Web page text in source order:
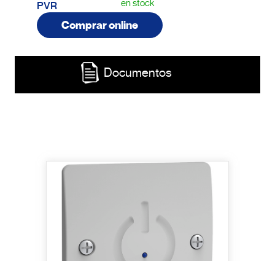
PVR
en stock
Comprar online
Documentos